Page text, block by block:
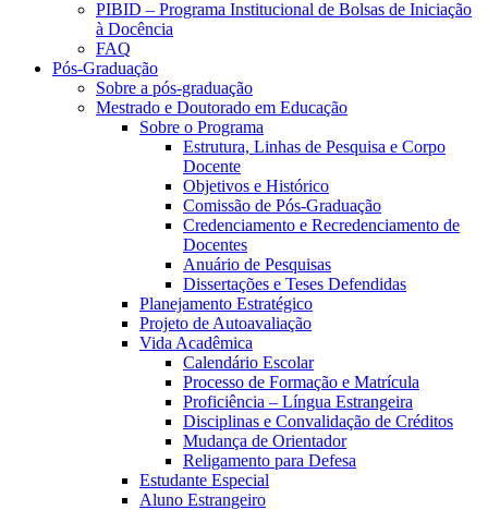
PIBID – Programa Institucional de Bolsas de Iniciação
à Docência
FAQ
Pós-Graduação
Sobre a pós-graduação
Mestrado e Doutorado em Educação
Sobre o Programa
Estrutura, Linhas de Pesquisa e Corpo
Docente
Objetivos e Histórico
Comissão de Pós-Graduação
Credenciamento e Recredenciamento de
Docentes
Anuário de Pesquisas
Dissertações e Teses Defendidas
Planejamento Estratégico
Projeto de Autoavaliação
Vida Acadêmica
Calendário Escolar
Processo de Formação e Matrícula
Proficiência – Língua Estrangeira
Disciplinas e Convalidação de Créditos
Mudança de Orientador
Religamento para Defesa
Estudante Especial
Aluno Estrangeiro